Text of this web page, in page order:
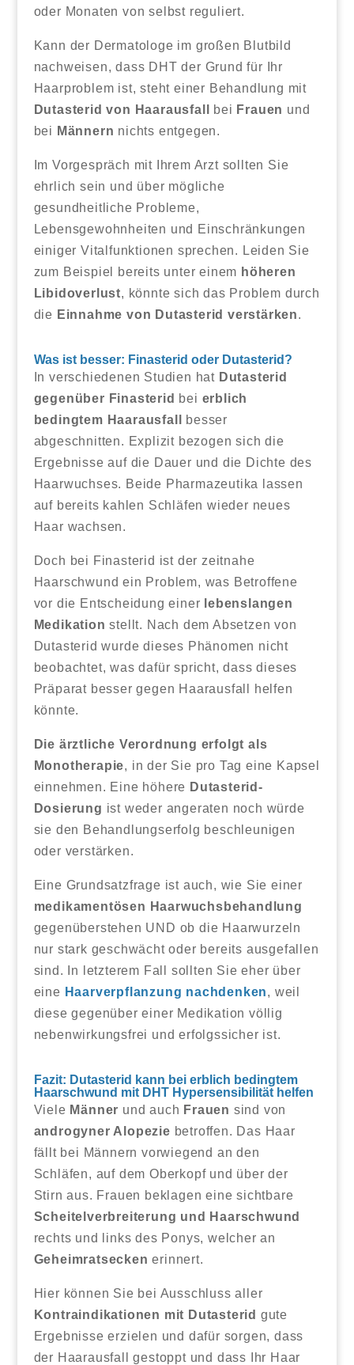
oder Monaten von selbst reguliert.
Kann der Dermatologe im großen Blutbild
nachweisen, dass DHT der Grund für Ihr
Haarproblem ist, steht einer Behandlung mit
Dutasterid von Haarausfall
bei Frauen und
bei Männern nichts entgegen.
Im Vorgespräch mit Ihrem Arzt sollten Sie
ehrlich sein und über mögliche
gesundheitliche Probleme,
Lebensgewohnheiten und Einschränkungen
einiger Vitalfunktionen sprechen. Leiden Sie
zum Beispiel bereits unter einem höheren
Libidoverlust, könnte sich das Problem durch
die Einnahme von Dutasterid verstärken.
Was ist besser: Finasterid oder Dutasterid?
In verschiedenen Studien hat Dutasterid
gegenüber Finasterid bei erblich
bedingtem Haarausfall
besser
abgeschnitten. Explizit bezogen sich die
Ergebnisse auf die Dauer und die Dichte des
Haarwuchses. Beide Pharmazeutika lassen
auf bereits kahlen Schläfen wieder neues
Haar wachsen.
Doch bei Finasterid ist der zeitnahe
Haarschwund ein Problem, was Betroffene
vor die Entscheidung einer lebenslangen
Medikation stellt. Nach dem Absetzen von
Dutasterid wurde dieses Phänomen nicht
beobachtet, was dafür spricht, dass dieses
Präparat besser gegen Haarausfall helfen
könnte.
Die ärztliche Verordnung erfolgt als
Monotherapie, in der Sie pro Tag eine Kapsel
einnehmen. Eine höhere Dutasterid-
Dosierung ist weder angeraten noch würde
sie den Behandlungserfolg beschleunigen
oder verstärken.
Eine Grundsatzfrage ist auch, wie Sie einer
medikamentösen Haarwuchsbehandlung
gegenüberstehen UND ob die Haarwurzeln
nur stark geschwächt oder bereits ausgefallen
sind. In letzterem Fall sollten Sie eher über
eine Haarverpflanzung nachdenken, weil
diese gegenüber einer Medikation völlig
nebenwirkungsfrei und erfolgssicher ist.
Fazit: Dutasterid kann bei erblich bedingtem
Haarschwund mit DHT Hypersensibilität helfen
Viele Männer und auch Frauen sind von
androgyner Alopezie betroffen. Das Haar
fällt bei Männern vorwiegend an den
Schläfen, auf dem Oberkopf und über der
Stirn aus. Frauen beklagen eine sichtbare
Scheitelverbreiterung und Haarschwund
rechts und links des Ponys, welcher an
Geheimratsecken erinnert.
Hier können Sie bei Ausschluss aller
Kontraindikationen mit Dutasterid gute
Ergebnisse erzielen und dafür sorgen, dass
der Haarausfall gestoppt und dass Ihr Haar